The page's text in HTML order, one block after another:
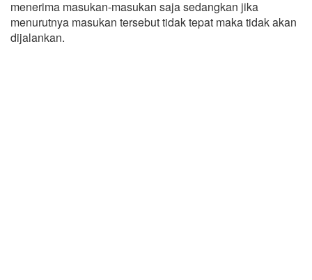
menerima masukan-masukan saja sedangkan jika
menurutnya masukan tersebut tidak tepat maka tidak akan
dijalankan.